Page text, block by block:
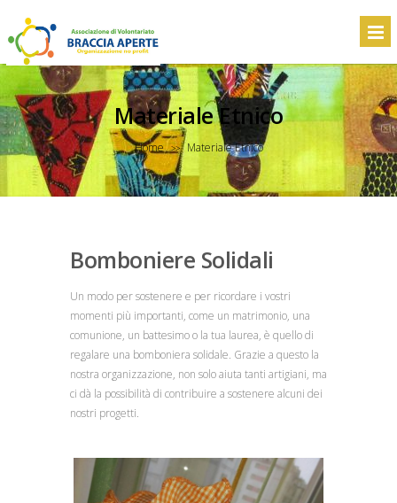
Materiale Etnico
Home >> Materiale Etnico
Bomboniere Solidali
Un modo per sostenere e per ricordare i vostri
momenti più importanti, come un matrimonio, una
comunione, un battesimo o la tua laurea, è quello di
regalare una bomboniera solidale. Grazie a questo la
nostra organizzazione, non solo aiuta tanti artigiani, ma
ci dà la possibilità di contribuire a sostenere alcuni dei
nostri progetti.